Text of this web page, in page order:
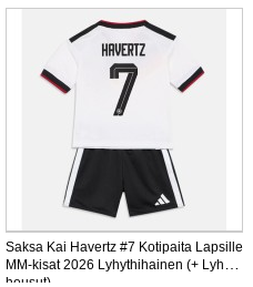
Saksa Kai Havertz #7 Kotipaita Lapsille
MM-kisat 2026 Lyhythihainen (+ Lyhyet
housut)